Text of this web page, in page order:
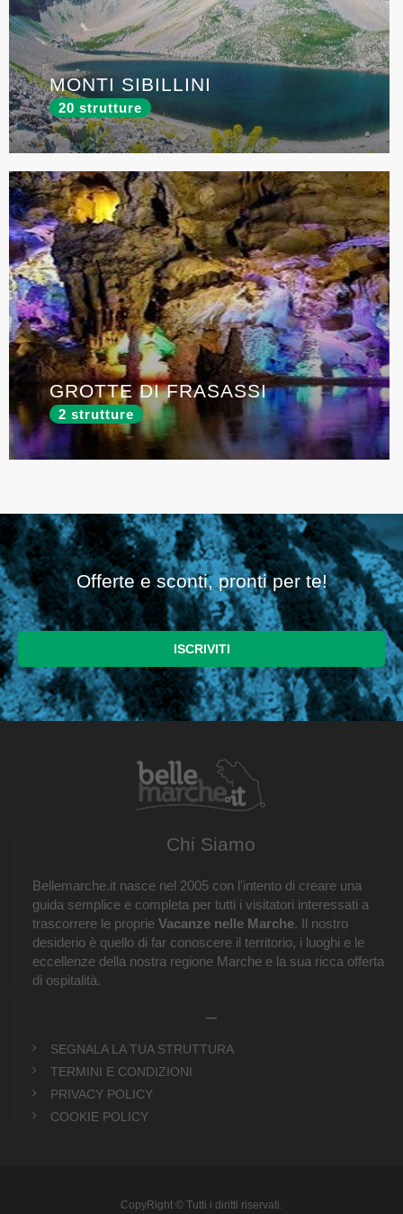
MONTI SIBILLINI
20 strutture
GROTTE DI FRASASSI
2 strutture
Offerte e sconti, pronti per te!
Chi Siamo
Bellemarche.it nasce nel 2005 con l'intento di creare una
guida semplice e completa per tutti i visitatori interessati a
trascorrere le proprie Vacanze nelle Marche. Il nostro
desiderio è quello di far conoscere il territorio, i luoghi e le
eccellenze della nostra regione Marche e la sua ricca offerta
di ospitalità.
SEGNALA LA TUA STRUTTURA
TERMINI E CONDIZIONI
PRIVACY POLICY
COOKIE POLICY
CopyRight © Tutti i diritti riservati.